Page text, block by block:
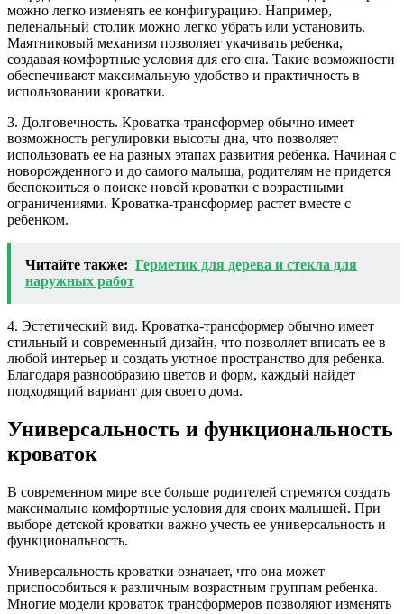
можно легко изменять ее конфигурацию. Например,
пеленальный столик можно легко убрать или установить.
Маятниковый механизм позволяет укачивать ребенка,
создавая комфортные условия для его сна. Такие возможности
обеспечивают максимальную удобство и практичность в
использовании кроватки.
3. Долговечность. Кроватка-трансформер обычно имеет
возможность регулировки высоты дна, что позволяет
использовать ее на разных этапах развития ребенка. Начиная с
новорожденного и до самого малыша, родителям не придется
беспокоиться о поиске новой кроватки с возрастными
ограничениями. Кроватка-трансформер растет вместе с
ребенком.
Читайте также: Герметик для дерева и стекла для
наружных работ
4. Эстетический вид. Кроватка-трансформер обычно имеет
стильный и современный дизайн, что позволяет вписать ее в
любой интерьер и создать уютное пространство для ребенка.
Благодаря разнообразию цветов и форм, каждый найдет
подходящий вариант для своего дома.
Универсальность и функциональность
кроваток
В современном мире все больше родителей стремятся создать
максимально комфортные условия для своих малышей. При
выборе детской кроватки важно учесть ее универсальность и
функциональность.
Универсальность кроватки означает, что она может
приспособиться к различным возрастным группам ребенка.
Многие модели кроваток трансформеров позволяют изменять